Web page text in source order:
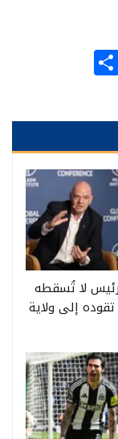
رئيس لا تُسقطه
تقوده إلى ولاية